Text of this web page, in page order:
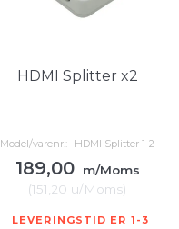
HDMI Splitter x2
Model/varenr.: HDMI Splitter 1-2
189,00
m/Moms
(151,20 u/Moms)
LEVERINGSTID ER 1-3